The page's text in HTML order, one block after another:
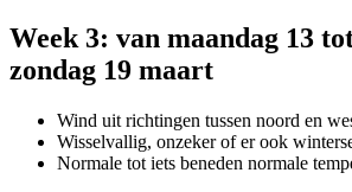
Week 3: van maandag 13
zondag 19 maart
Wind uit richtingen tussen noord en
Wisselvallig, onzeker of er ook
Normale tot iets beneden normale